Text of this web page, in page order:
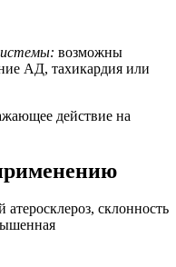
возможны
АД, тахикардия или
действие на
склонность